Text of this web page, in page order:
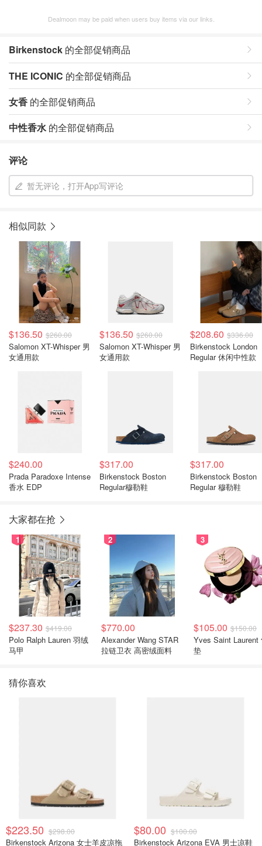
Dealmoon may be paid when users buy items via our links.
Birkenstock 的全部促销商品
THE ICONIC 的全部促销商品
女香 的全部促销商品
中性香水 的全部促销商品
评论
暂无评论，打开App写评论
相似同款
$136.50 $260.00
Salomon XT-Whisper 男
女通用款
$136.50 $260.00
Salomon XT-Whisper 男
女通用款
$208.60 $336.00
Birkenstock London
Regular 休闲中性款
$240.00
Prada Paradoxe Intense
香水 EDP
$317.00
Birkenstock Boston
Regular穆勒鞋
$317.00
Birkenstock Boston
Regular 穆勒鞋
大家都在抢
1
$237.30 $419.00
Polo Ralph Lauren 羽绒
马甲
2
$770.00
Alexander Wang STAR
拉链卫衣 高密绒面料
3
$105.00 $150.00
Yves Saint Laurent
垫
猜你喜欢
$223.50 $298.00
Birkenstock Arizona 女士羊皮凉拖
$80.00 $100.00
Birkenstock Arizona EVA 男士凉鞋